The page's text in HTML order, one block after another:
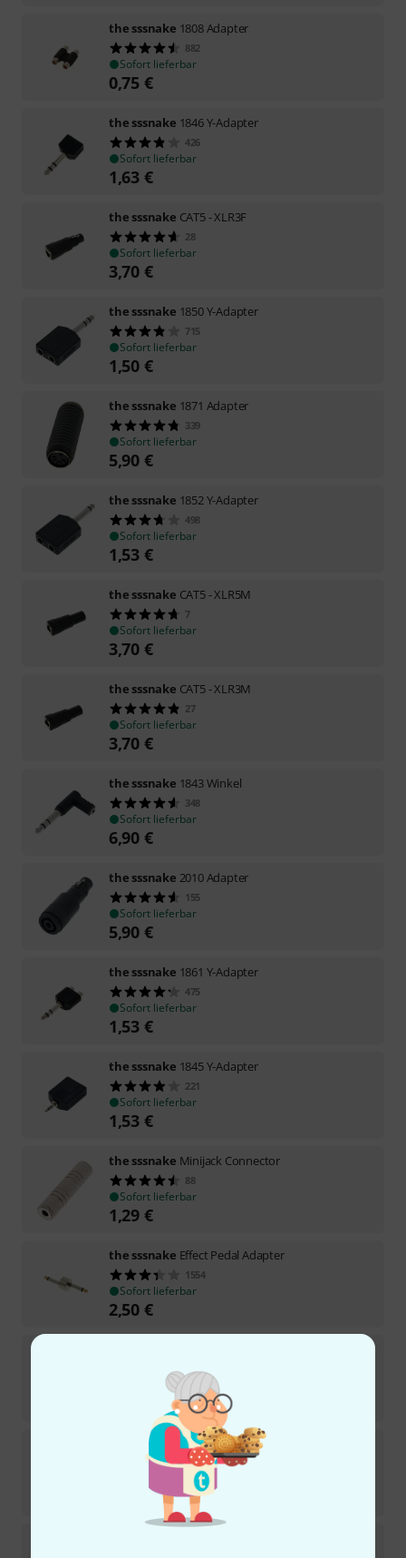
the sssnake 1808 Adapter
882
Sofort lieferbar
0,75 €
the sssnake 1846 Y-Adapter
426
Sofort lieferbar
1,63 €
the sssnake CAT5 - XLR3F
28
Sofort lieferbar
3,70 €
the sssnake 1850 Y-Adapter
715
Sofort lieferbar
1,50 €
the sssnake 1871 Adapter
339
Sofort lieferbar
5,90 €
the sssnake 1852 Y-Adapter
498
Sofort lieferbar
1,53 €
the sssnake CAT5 - XLR5M
7
Sofort lieferbar
3,70 €
the sssnake CAT5 - XLR3M
27
Sofort lieferbar
3,70 €
the sssnake 1843 Winkel
348
Sofort lieferbar
6,90 €
the sssnake 2010 Adapter
155
Sofort lieferbar
5,90 €
the sssnake 1861 Y-Adapter
475
Sofort lieferbar
1,53 €
the sssnake 1845 Y-Adapter
221
Sofort lieferbar
1,53 €
the sssnake Minijack Connector
88
Sofort lieferbar
1,29 €
the sssnake Effect Pedal Adapter
1554
Sofort lieferbar
2,50 €
198
Sofort lieferbar
the sssnake CAT5 - XLR5F
7
Sofort lieferbar
€